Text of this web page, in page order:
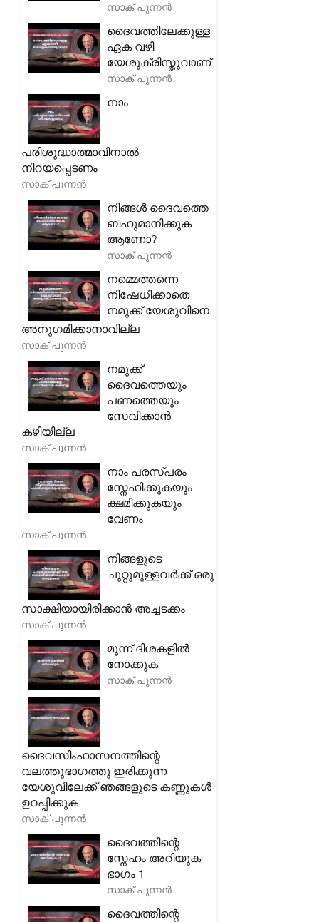
സാക് പുന്നൻ
ദൈവത്തിലേക്കുള്ള
ഏക വഴി
യേശുക്രിസ്തുവാണ്
സാക് പുന്നൻ
നാം
പരിശുദ്ധാത്മാവിനാൽ
നിറയപ്പെടണം
സാക് പുന്നൻ
നിങ്ങൾ ദൈവത്തെ
ബഹുമാനിക്കുക
ആണോ?
സാക് പുന്നൻ
നമ്മെത്തന്നെ
നിഷേധിക്കാതെ
നമുക്ക് യേശുവിനെ
അനുഗമിക്കാനാവില്ല
സാക് പുന്നൻ
നമുക്ക്
ദൈവത്തെയും
പണത്തെയും
സേവിക്കാൻ
കഴിയില്ല
സാക് പുന്നൻ
നാം പരസ്പരം
സ്നേഹിക്കുകയും
ക്ഷമിക്കുകയും
വേണം
സാക് പുന്നൻ
നിങ്ങളുടെ
ചുറ്റുമുള്ളവർക്ക് ഒരു
സാക്ഷിയായിരിക്കാൻ അച്ചടക്കം
സാക് പുന്നൻ
മൂന്ന് ദിശകളിൽ
നോക്കുക
സാക് പുന്നൻ
ദൈവസിംഹാസനത്തിന്റെ
വലത്തുഭാഗത്തു ഇരിക്കുന്ന
യേശുവിലേക്ക് ഞങ്ങളുടെ കണ്ണുകൾ
ഉറപ്പിക്കുക
സാക് പുന്നൻ
ദൈവത്തിന്റെ
സ്നേഹം അറിയുക -
ഭാഗം 1
സാക് പുന്നൻ
ദൈവത്തിന്റെ